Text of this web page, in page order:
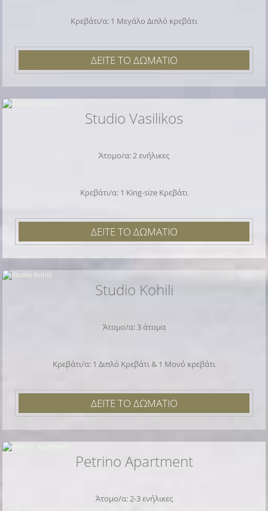
Κρεβάτι/α: 1 Mεγάλο Διπλό κρεβάτι
ΔΕΙΤΕ ΤΟ ΔΩΜΑΤΙΟ
Studio Vasilikos
Άτομο/α: 2 ενήλικες
Κρεβάτι/α: 1 King-size Κρεβάτι
ΔΕΙΤΕ ΤΟ ΔΩΜΑΤΙΟ
Studio Kohili
Άτομο/α: 3 άτομα
Κρεβάτι/α: 1 Διπλό Κρεβάτι & 1 Μονό κρεβάτι
ΔΕΙΤΕ ΤΟ ΔΩΜΑΤΙΟ
Petrino Apartment
Άτομο/α: 2-3 ενήλικες